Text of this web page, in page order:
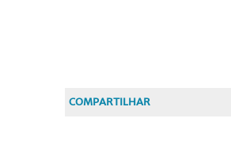
COMPARTILHAR